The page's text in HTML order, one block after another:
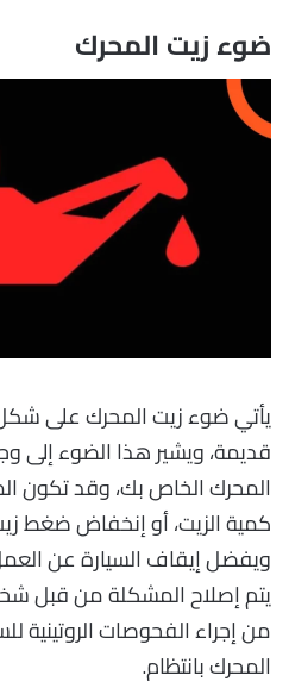
ضوء زيت المحرك
يأتي ضوء زيت المحرك على
قديمة، ويشير هذا الضوء
المحرك الخاص بك، وقد تكون
كمية الزيت، أو إنخفاض ضغط
ويفضل إيقاف السيارة عن
يتم إصلاح المشكلة من قبل
من إجراء الفحوصات الروتينية
المحرك بانتظام.